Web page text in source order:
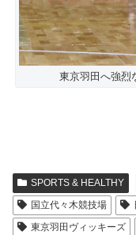
東京羽田へ強烈
SPORTS & HEALTHY
国立代々木競技場
東京羽田ヴィッキーズ